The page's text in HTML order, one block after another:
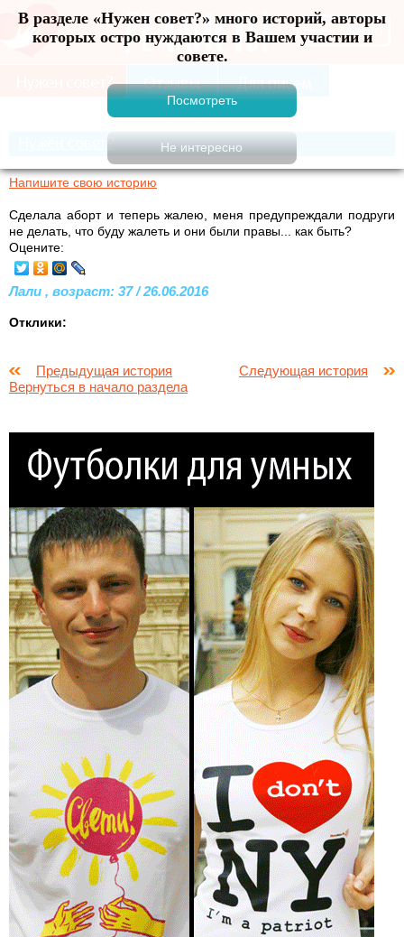
В разделе «Нужен совет?» много историй, авторы
которых остро нуждаются в Вашем участии и
совете.
Меню
Нужен совет?
Напишите свою историю
Сделала аборт и теперь жалею, меня предупреждали подруги
не делать, что буду жалеть и они были правы... как быть?
Оцените:
Лали , возраст: 37 / 26.06.2016
Отклики:
Предыдущая история
Следующая история
Вернуться в начало раздела